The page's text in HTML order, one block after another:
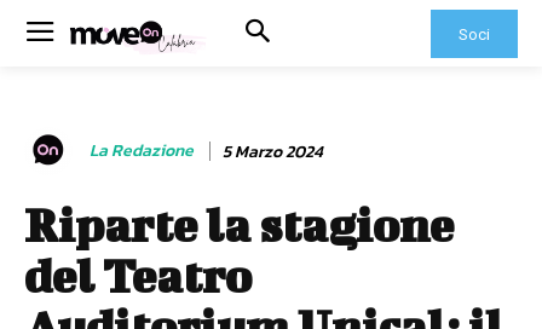
Soci
La Redazione 5 Marzo 2024
Riparte la stagione
del Teatro